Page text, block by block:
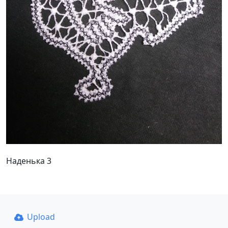
Наденька 3
Upload